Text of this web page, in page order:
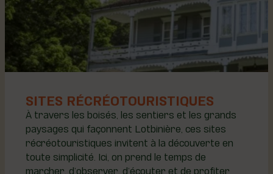
SITES RÉCRÉOTOURISTIQUES
À travers les boisés, les sentiers et les grands
paysages qui façonnent Lotbinière, ces sites
récréotouristiques invitent à la découverte en
toute simplicité. Ici, on prend le temps de
marcher, d’observer, d’écouter et de profiter